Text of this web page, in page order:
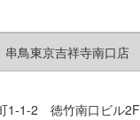
串鳥東京吉祥寺南口店
1-1-2 徳竹南口ビル2F